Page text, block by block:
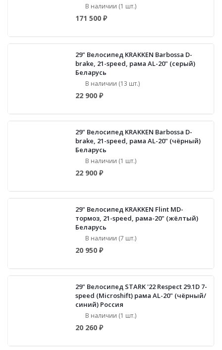
В наличии (1 шт.)
171 500 ₽
29" Велосипед KRAKKEN Barbossa D-
brake, 21-speed, рама AL-20" (серый)
Беларусь
В наличии (13 шт.)
22 900 ₽
29" Велосипед KRAKKEN Barbossa D-
brake, 21-speed, рама AL-20" (чёрный)
Беларусь
В наличии (1 шт.)
22 900 ₽
29" Велосипед KRAKKEN Flint MD-
тормоз, 21-speed, рама-20" (жёлтый)
Беларусь
В наличии (7 шт.)
20 950 ₽
29" Велосипед STARK '22 Respect 29.1D 7-
speed (Microshift) рама AL-20" (чёрный/
синий) Россия
В наличии (1 шт.)
20 260 ₽